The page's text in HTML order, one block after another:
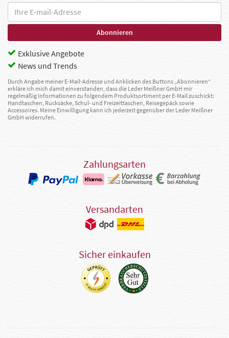
Exklusive Angebote
News und Trends
Durch Angabe meiner E-Mail-Adresse und Anklicken des Buttons „Abonnieren“
erkläre ich mich damit einverstanden, dass die Leder Meißner GmbH mir
regelmäßig Informationen zu folgendem Produktsortiment per E-Mail zuschickt:
Handtaschen, Rucksäcke, Schul- und Freizeittaschen, Reisegepäck sowie
Accessoires. Meine Einwilligung kann ich jederzeit gegenüber der Leder Meißner
GmbH widerrufen.
Zahlungsarten
Versandarten
Sicher einkaufen